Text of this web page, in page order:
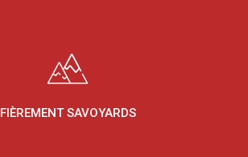
FIÈREMENT SAVOYARDS